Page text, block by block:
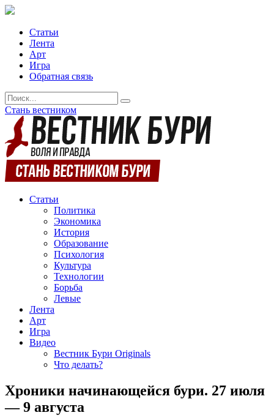
Статьи
Лента
Арт
Игра
Обратная связь
Стань вестником
Статьи
Политика
Экономика
История
Образование
Психология
Культура
Технологии
Борьба
Левые
Лента
Арт
Игра
Видео
Вестник Бури Originals
Что делать?
Хроники начинающейся бури. 27 июля
— 9 августа